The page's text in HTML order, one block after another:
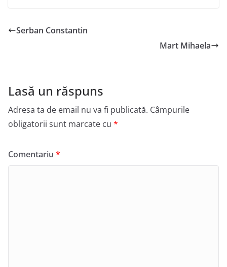
Serban Constantin
Mart Mihaela
Lasă un răspuns
Adresa ta de email nu va fi publicată. Câmpurile
obligatorii sunt marcate cu *
Comentariu *